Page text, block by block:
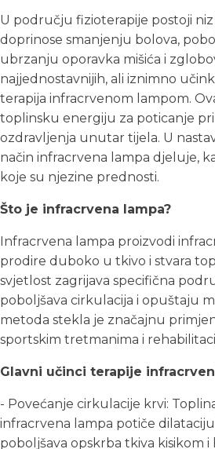
U području fizioterapije postoji
doprinose smanjenju bolova,
ubrzanju oporavka mišića i
najjednostavnijih, ali iznimno
terapija infracrvenom lampom.
toplinsku energiju za poticanje
ozdravljenja unutar tijela. U
način infracrvena lampa djeluje,
koje su njezine prednosti.
Što je infracrvena lampa?
Infracrvena lampa proizvodi
prodire duboko u tkivo i stvara
svjetlost zagrijava specifična
poboljšava cirkulacija i opuštaju
metoda stekla je značajnu
sportskim tretmanima i
Glavni učinci terapije
- Povećanje cirkulacije krvi:
infracrvena lampa potiče
poboljšava opskrba tkiva kisikom i